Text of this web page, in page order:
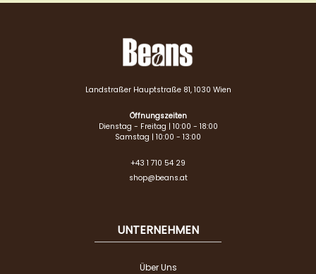
Landstraßer Hauptstraße 81, 1030 Wien
Öffnungszeiten
Dienstag - Freitag | 10:00 - 18:00
Samstag | 10:00 - 13:00
+43 1 710 54 29
shop@beans.at
UNTERNEHMEN
Über Uns